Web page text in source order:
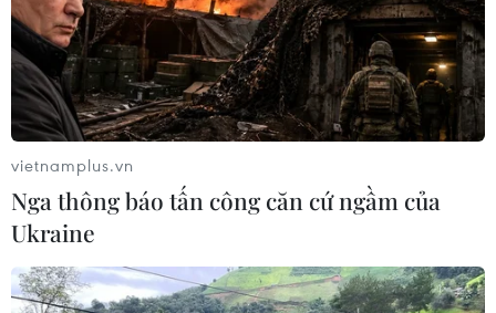
vietnamplus.vn
Nga thông báo tấn công căn cứ ngầm của
Ukraine